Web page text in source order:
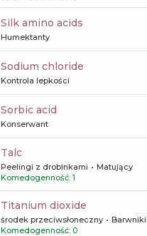
silk amino acids
Humektanty
sodium chloride
Kontrola lepkości
sorbic acid
Konserwant
talc
Peelingi z drobinkami
Matujący
Komedogenność: 1
titanium dioxide
środek przeciwsłoneczny
Barwniki
Komedogenność: 0